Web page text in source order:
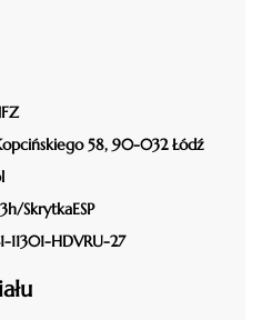
58, 90-032 Łódź
SkrytkaESP
11301-HDVRU-27